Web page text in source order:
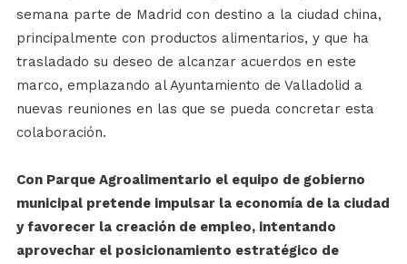
semana parte de Madrid con destino a la ciudad china,
principalmente con productos alimentarios, y que ha
trasladado su deseo de alcanzar acuerdos en este
marco, emplazando al Ayuntamiento de Valladolid a
nuevas reuniones en las que se pueda concretar esta
colaboración.
Con Parque Agroalimentario el equipo de gobierno
municipal pretende impulsar la economía de la ciudad
y favorecer la creación de empleo, intentando
aprovechar el posicionamiento estratégico de